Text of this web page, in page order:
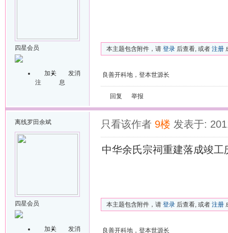
四星会员
加关
注
发消
息
本主题包含附件，请 登录 后查看, 或者 注册
良善开科地，登本世源长
回复 举报
离线罗田余斌
四星会员
加关 发消
只看该作者 9楼 发表于:
中华余氏宗祠重建落成竣工
本主题包含附件，请 登录 后查看, 或者 注册
良善开科地，登本世源长